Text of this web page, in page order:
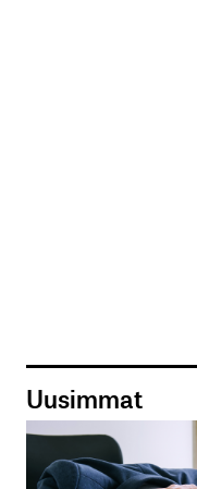
Uusimmat